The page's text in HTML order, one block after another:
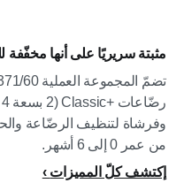
مثبتة سريريًا على أنها مخفّفة
وفرشاة لتنظيف الرضّاعة
من عمر 0 إلى 6 أشهر.
إكتشف كلّ المميزات